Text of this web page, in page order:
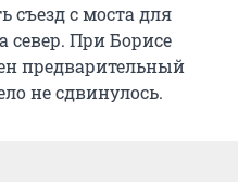
съезд с моста для
При Борисе
предварительный
не сдвинулось.